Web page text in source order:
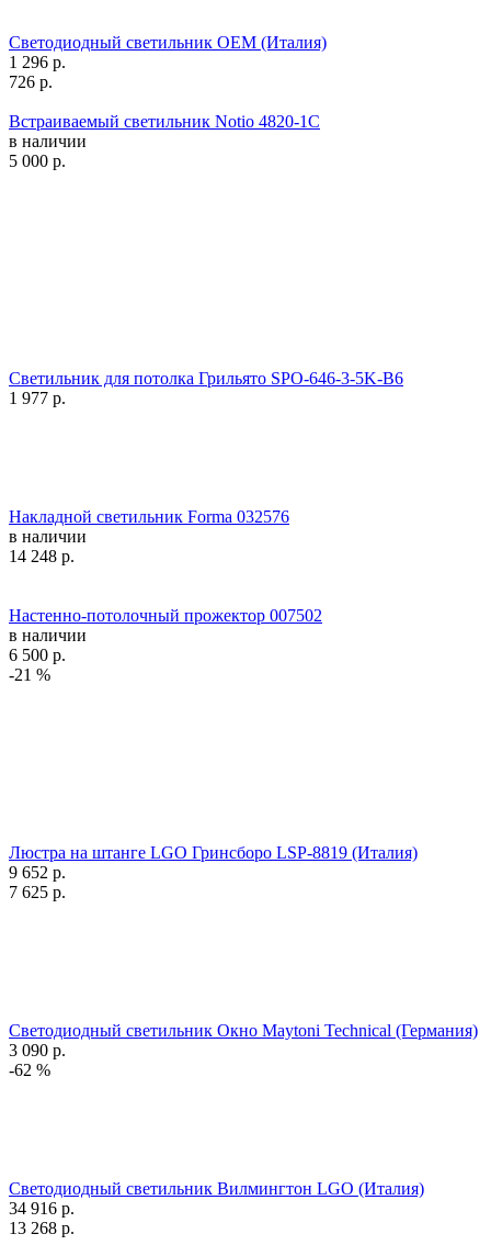
Светодиодный светильник OEM (Италия)
1 296 р.
726 р.
Встраиваемый светильник Notio 4820-1C
в наличии
5 000 р.
Светильник для потолка Грильято SPO-646-3-5K-B6
1 977 р.
Накладной светильник Forma 032576
в наличии
14 248 р.
Настенно-потолочный прожектор 007502
в наличии
6 500 р.
-21 %
Люстра на штанге LGO Гринсборо LSP-8819 (Италия)
9 652 р.
7 625 р.
Светодиодный светильник Окно Maytoni Technical (Германия)
3 090 р.
-62 %
Светодиодный светильник Вилмингтон LGO (Италия)
34 916 р.
13 268 р.